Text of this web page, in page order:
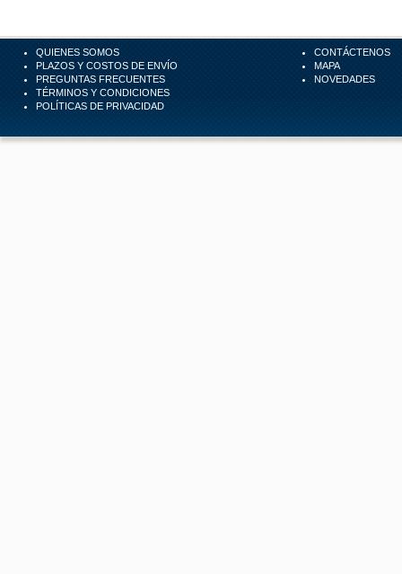
QUIENES SOMOS
PLAZOS Y COSTOS DE ENVÍO
PREGUNTAS FRECUENTES
TÉRMINOS Y CONDICIONES
POLÍTICAS DE PRIVACIDAD
CONTÁCTENOS
MAPA
NOVEDADES